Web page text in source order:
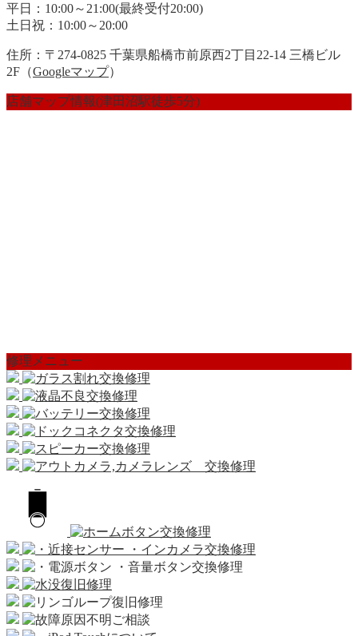
平日：10:00～21:00(最終受付20:00)
土日祝：10:00～20:00
住所：〒274-0825 千葉県船橋市前原西2丁目22-14 三橋ビル
2F（Googleマップ）
店舗マップ情報(津田沼駅徒歩5分)
修理メニュー